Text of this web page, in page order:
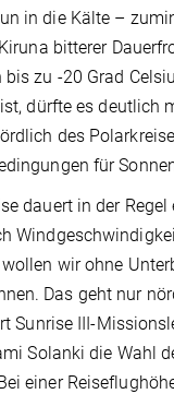
in die Kälte –
bitterer
zu -20 Grad
dürfte es deutlich
des
für
dauert in der
wir ohne
Das geht nur
Sunrise III-
Solanki die Wahl
einer